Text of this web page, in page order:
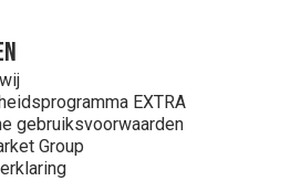
EXTRA
gebruiksvoorwaarden
Group